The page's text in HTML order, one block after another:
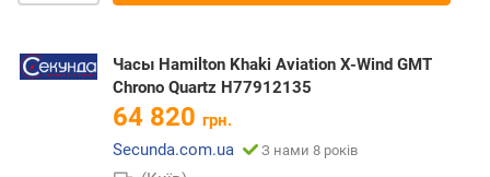
Часы Hamilton Khaki Aviation X-Wind GMT
Chrono Quartz H77912135
64 820 грн.
Secunda.com.ua
З нами 8 років